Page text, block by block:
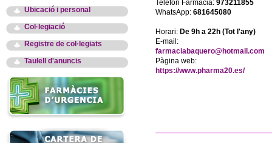
Ubicació i personal
Col·legiació
Registre de col·legiats
Taulell d'anuncis
Telèfon Farmàcia: 973211855
WhatsApp: 681645080
Horari: De 9h a 22h (Tot l'any)
E-mail:
farmaciabaquero@hotmail.com
Pàgina web:
https://www.pharma20.es/